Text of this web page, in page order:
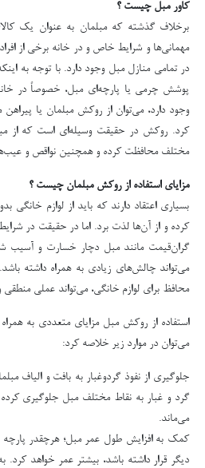
کاور مبل چیست ؟
برخلاف گذشته که مبلمان به عنوان یک
مهمانی‌ها و شرایط خاص و در خانه برخی از افراد
در تمامی منازل مبل وجود دارد. با توجه به
پوشش چرمی یا پارچه‌ای مبل، خصوصاً در
وجود دارد، می‌توان از روکش مبلمان یا
کرد. روکش در حقیقت وسیله‌ای است که از
مختلف محافظت کرده و همچنین نواقص و
مزایای استفاده از روکش مبلمان چیست ؟
بسیاری اعتقاد دارند که باید از لوازم خانگی
کرده و از آن‌ها لذت برد. اما در حقیقت در
گران‌قیمت مانند مبل دچار خسارت و آسیب
می‌تواند چالش‌های زیادی به همراه داشته
محافظ برای لوازم خانگی، می‌تواند عملی منطقی
استفاده از روکش مبل مزایای متعددی به
می‌توان در موارد زیر خلاصه کرد:
جلوگیری از نفوذ گردوغبار به بافت و الیاف
گرد و غبار به نقاط مختلف مبل جلوگیری کرده
می‌ماند.
کمک به افزایش طول عمر مبل؛ هرچقدر
دیگر قرار داشته باشد، بیشتر عمر خواهد کرد.